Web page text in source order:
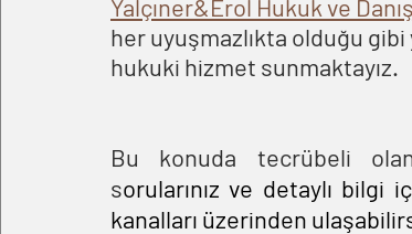
Yalçıner&Erol Hukuk ve
her uyuşmazlıkta olduğu
hukuki hizmet sunmaktayız.
Bu konuda tecrübeli olan
sorularınız ve detaylı bilgi
kanalları üzerinden